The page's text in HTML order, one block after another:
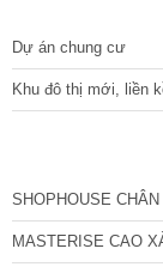
Dự án chung cư
Khu đô thị mới, liền
SHOPHOUSE
MASTERISE CAO